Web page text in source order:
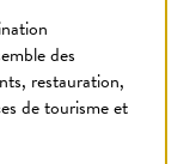
des
restauration,
de tourisme et